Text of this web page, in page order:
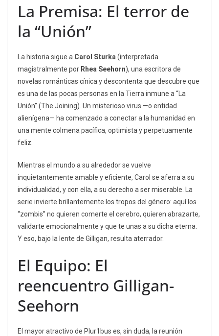
La Premisa: El terror de
la “Unión”
La historia sigue a Carol Sturka (interpretada
magistralmente por Rhea Seehorn), una escritora de
novelas románticas cínica y descontenta que descubre que
es una de las pocas personas en la Tierra inmune a “La
Unión” (The Joining). Un misterioso virus —o entidad
alienígena— ha comenzado a conectar a la humanidad en
una mente colmena pacífica, optimista y perpetuamente
feliz.
Mientras el mundo a su alrededor se vuelve
inquietantemente amable y eficiente, Carol se aferra a su
individualidad, y con ella, a su derecho a ser miserable. La
serie invierte brillantemente los tropos del género: aquí los
“zombis” no quieren comerte el cerebro, quieren abrazarte,
validarte emocionalmente y que te unas a su dicha eterna.
Y eso, bajo la lente de Gilligan, resulta aterrador.
El Equipo: El
reencuentro Gilligan-
Seehorn
El mayor atractivo de Plur1bus es, sin duda, la reunión